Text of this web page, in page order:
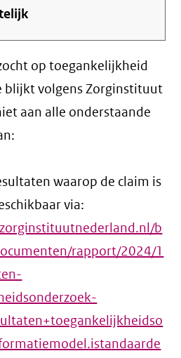
op toegankelijkheid
blijkt volgens Zorginstituut
aan alle onderstaande
waarop de claim is
via:
b
rapport/2024/1